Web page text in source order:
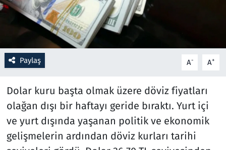
Paylaş A- A+
Dolar kuru başta olmak üzere döviz fiyatları
olağan dışı bir haftayı geride bıraktı. Yurt içi
ve yurt dışında yaşanan politik ve ekonomik
gelişmelerin ardından döviz kurları tarihi
Sağlık
Savunma Sanayi
Seçim 2023
Teknoloji ve Bilim
Televizyon